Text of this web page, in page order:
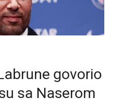
govorio
sa Naserom